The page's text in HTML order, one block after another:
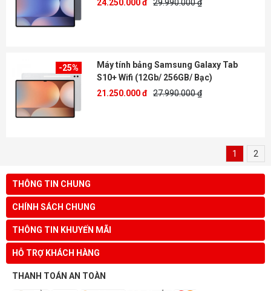
24.250.000 đ 29.990.000 ₫
-25%
Máy tính bảng Samsung Galaxy Tab
S10+ Wifi (12Gb/ 256GB/ Bạc)
21.250.000 đ 27.990.000 ₫
1 2
THÔNG TIN CHUNG
CHÍNH SÁCH CHUNG
THÔNG TIN KHUYẾN MÃI
HỖ TRỢ KHÁCH HÀNG
THANH TOÁN AN TOÀN